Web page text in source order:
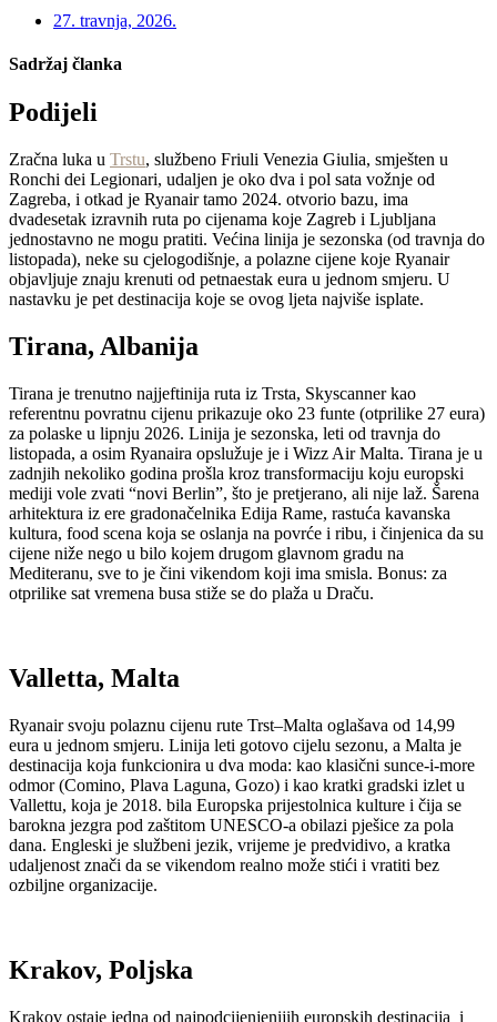
27. travnja, 2026.
Sadržaj članka
Podijeli
Zračna luka u Trstu, službeno Friuli Venezia Giulia, smješten u
Ronchi dei Legionari, udaljen je oko dva i pol sata vožnje od
Zagreba, i otkad je Ryanair tamo 2024. otvorio bazu, ima
dvadesetak izravnih ruta po cijenama koje Zagreb i Ljubljana
jednostavno ne mogu pratiti. Većina linija je sezonska (od travnja do
listopada), neke su cjelogodišnje, a polazne cijene koje Ryanair
objavljuje znaju krenuti od petnaestak eura u jednom smjeru. U
nastavku je pet destinacija koje se ovog ljeta najviše isplate.
Tirana, Albanija
Tirana je trenutno najjeftinija ruta iz Trsta, Skyscanner kao
referentnu povratnu cijenu prikazuje oko 23 funte (otprilike 27 eura)
za polaske u lipnju 2026. Linija je sezonska, leti od travnja do
listopada, a osim Ryanaira opslužuje je i Wizz Air Malta. Tirana je u
zadnjih nekoliko godina prošla kroz transformaciju koju europski
mediji vole zvati “novi Berlin”, što je pretjerano, ali nije laž. Šarena
arhitektura iz ere gradonačelnika Edija Rame, rastuća kavanska
kultura, food scena koja se oslanja na povrće i ribu, i činjenica da su
cijene niže nego u bilo kojem drugom glavnom gradu na
Mediteranu, sve to je čini vikendom koji ima smisla. Bonus: za
otprilike sat vremena busa stiže se do plaža u Draču.
Valletta, Malta
Ryanair svoju polaznu cijenu rute Trst–Malta oglašava od 14,99
eura u jednom smjeru. Linija leti gotovo cijelu sezonu, a Malta je
destinacija koja funkcionira u dva moda: kao klasični sunce-i-more
odmor (Comino, Plava Laguna, Gozo) i kao kratki gradski izlet u
Vallettu, koja je 2018. bila Europska prijestolnica kulture i čija se
barokna jezgra pod zaštitom UNESCO-a obilazi pješice za pola
dana. Engleski je službeni jezik, vrijeme je predvidivo, a kratka
udaljenost znači da se vikendom realno može stići i vratiti bez
ozbiljne organizacije.
Krakov, Poljska
Krakov ostaje jedna od najpodcijenjenijih europskih destinacija i